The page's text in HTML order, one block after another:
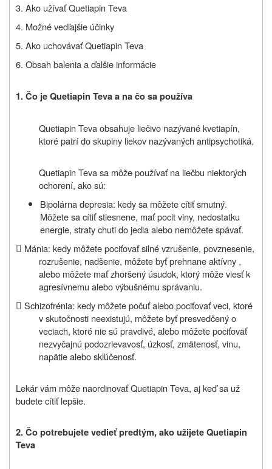
3. Ako užívať Quetiapin Teva
4. Možné vedľajšie účinky
5. Ako uchovávať Quetiapin Teva
6. Obsah balenia a ďalšie informácie
1.Čo je Quetiapin Teva a na čo sa používa
Quetiapin Teva obsahuje liečivo nazývané kvetiapín,
ktoré patrí do skupiny liekov nazývaných antipsychotiká.
Quetiapin Teva sa môže používať na liečbu niektorých
ochorení, ako sú:
Bipolárna depresia: kedy sa môžete cítiť smutný.
Môžete sa cítiť stiesnene, mať pocit viny, nedostatku
energie, straty chuti do jedla alebo nemôžete spávať.
 Mánia: kedy môžete pociťovať silné vzrušenie, povznesenie,
rozrušenie, nadšenie, môžete byť prehnane aktívny ,
alebo môžete mať zhoršený úsudok, ktorý môže viesť k
agresívnemu alebo výbušnému správaniu.
 Schizofrénia: kedy môžete počuť alebo pociťovať veci, ktoré
v skutočnosti neexistujú, môžete byť presvedčený o
veciach, ktoré nie sú pravdivé, alebo môžete pociťovať
nezvyčajnú podozrievavosť, úzkosť, zmätenosť, vinu,
napätie alebo skľúčenosť.
Lekár vám môže naordinovať Quetiapin Teva, aj keď sa už
budete cítiť lepšie.
2. Čo potrebujete vedieť predtým, ako užijete Quetiapin
Teva